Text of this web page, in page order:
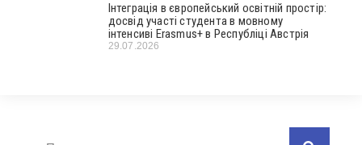
Інтеграція в європейський освітній простір:
досвід участі студента в мовному
інтенсиві Erasmus+ в Республіці Австрія
29.07.2026